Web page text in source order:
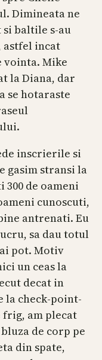
Dimineata ne
si baltile s-au
incat
Mike
la Diana, dar
se hotaraste
inscrierile si
gasim stransi la
de oameni
cunoscuti,
antrenati. Eu
sa dau totul
pot. Motiv
un ceas la
decat in
la check-point-
frig, am plecat
de corp pe
din spate,